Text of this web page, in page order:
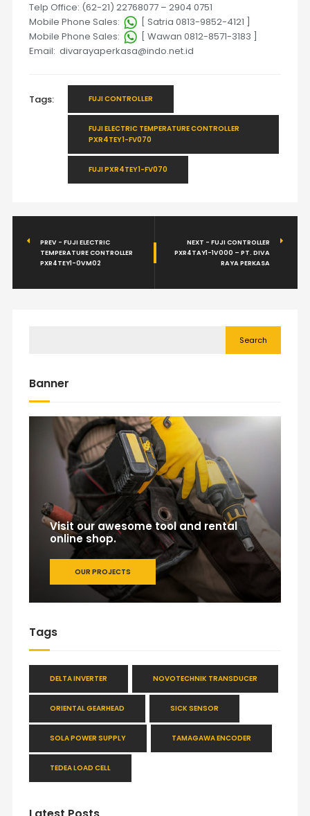
Telp Office: (62-21) 22768077 – 2904 0751
Mobile Phone Sales:
[ Satria 0813-9852-4121 ]
Mobile Phone Sales:
[ Wawan 0812-8571-3183 ]
Email: divarayaperkasa@indo.net.id
Tags: FUJI CONTROLLER
FUJI ELECTRIC TEMPERATURE CONTROLLER
PXR4TEY1-FV070
FUJI PXR4TEY1-FV070
PREV - FUJI ELECTRIC
TEMPERATURE CONTROLLER
PXR4TEY1-0VM02
NEXT - FUJI CONTROLLER
PXR4TAY1-1V000 – PT. DIVA
RAYA PERKASA
Search
Banner
Visit our awesome tool and rental
online shop.
OUR PROJECTS
Tags
DELTA INVERTER NOVOTECHNIK TRANSDUCER
ORIENTAL GEARHEAD SICK SENSOR
SOLA POWER SUPPLY TAMAGAWA ENCODER
TEDEA LOAD CELL